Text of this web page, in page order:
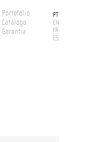
Portefólio
Catálogo
Garantia
PT
EN
FR
ES